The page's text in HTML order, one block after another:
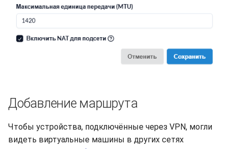
Добавление маршрута
Чтобы устройства, подключённые через VPN, могли
видеть виртуальные машины в других сетях